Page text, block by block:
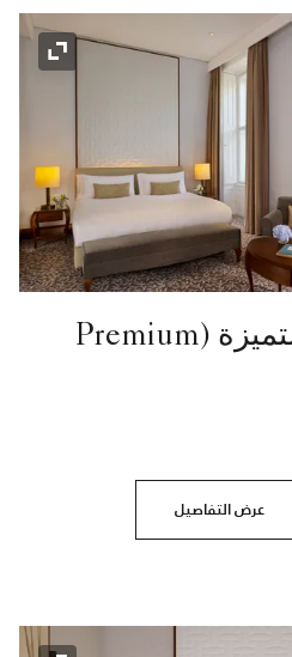
رمز
غرفة تنفيذيين متميزة (Premium
عرض التفاصيل